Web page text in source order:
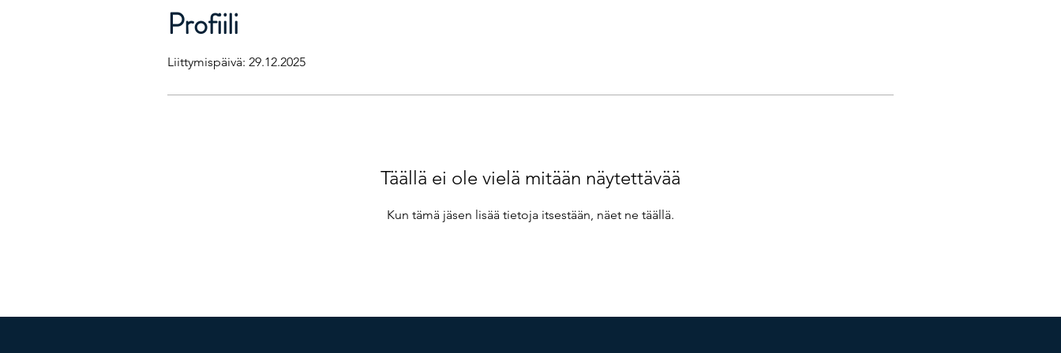
Profiili
Liittymispäivä: 29.12.2025
Täällä ei ole vielä mitään näytettävää
Kun tämä jäsen lisää tietoja itsestään, näet ne täällä.